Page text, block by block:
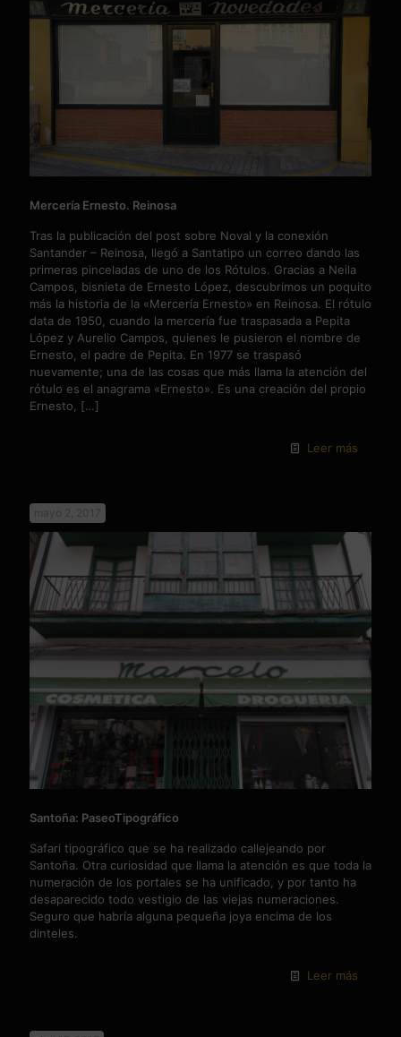
Mercería Ernesto. Reinosa
Tras la publicación del post sobre Noval y la conexión
Santander – Reinosa, llegó a Santatipo un correo dando las
primeras pinceladas de uno de los Rótulos. Gracias a Neila
Campos, bisnieta de Ernesto López, descubrimos un poquito
más la historia de la «Mercería Ernesto» en Reinosa. El rótulo
data de 1950, cuando la mercería fue traspasada a Pepita
López y Aurelio Campos, quienes le pusieron el nombre de
Ernesto, el padre de Pepita. En 1977 se traspasó
nuevamente; una de las cosas que más llama la atención del
rótulo es el anagrama «Ernesto». Es una creación del propio
Ernesto, […]
Leer más
mayo 2, 2017
Santoña: PaseoTipográfico
Safari tipográfico que se ha realizado callejeando por
Santoña. Otra curiosidad que llama la atención es que toda la
numeración de los portales se ha unificado, y por tanto ha
desaparecido todo vestigio de las viejas numeraciones.
Seguro que habría alguna pequeña joya encima de los
dinteles.
Leer más